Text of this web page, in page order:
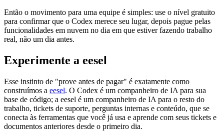
Então o movimento para uma equipe é simples: use o nível gratuito
para confirmar que o Codex merece seu lugar, depois pague pelas
funcionalidades em nuvem no dia em que estiver fazendo trabalho
real, não um dia antes.
Experimente a eesel
Esse instinto de "prove antes de pagar" é exatamente como
construímos a eesel. O Codex é um companheiro de IA para sua
base de código; a eesel é um companheiro de IA para o resto do
trabalho, tickets de suporte, perguntas internas e conteúdo, que se
conecta às ferramentas que você já usa e aprende com seus tickets e
documentos anteriores desde o primeiro dia.